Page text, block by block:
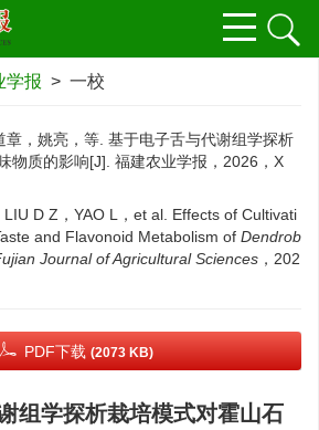
学报 > 一校
章，姚亮，等. 基于电子舌与代谢组学探析
物质的影响[J]. 福建农业学报，2026，X
LIU D Z，YAO L，et al. Effects of Cultivati
and Flavonoid Metabolism of Dendrob
Journal of Agricultural Sciences ，202
PDF下载 (2073 KB)
组学探析栽培模式对霍山石